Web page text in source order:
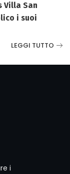
Villa San
i suoi
LEGGI TUTTO
i